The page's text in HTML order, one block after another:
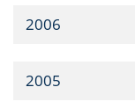
2006
2005